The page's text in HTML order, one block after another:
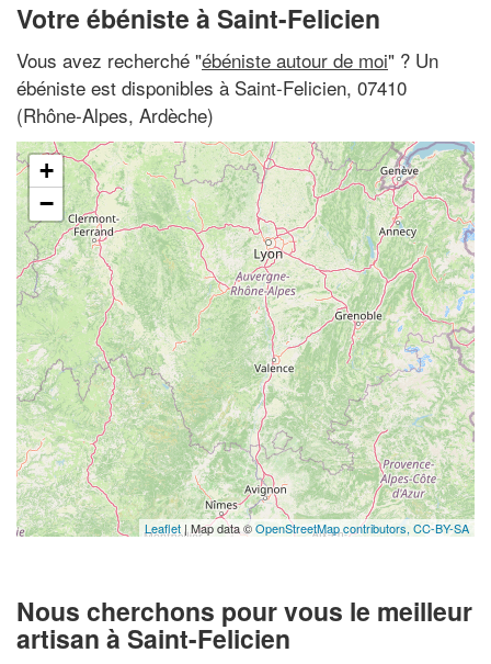
Votre ébéniste à Saint-Felicien
Vous avez recherché "ébéniste autour de moi" ? Un
ébéniste est disponibles à Saint-Felicien, 07410
(Rhône-Alpes, Ardèche)
+
−
Leaflet | Map data ©OpenStreetMap contributors, CC-BY-SA
Nous cherchons pour vous le meilleur
artisan à Saint-Felicien